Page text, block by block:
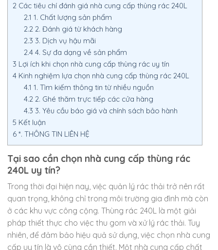
2 Các tiêu chí đánh giá nhà cung cấp thùng rác 240L
2.1 1. Chất lượng sản phẩm
2.2 2. Đánh giá từ khách hàng
2.3 3. Dịch vụ hậu mãi
2.44. Sự đa dạng về sản phẩm
3 Lợi ích khi chọn nhà cung cấp thùng rác uy tín
4 Kinh nghiệm lựa chọn nhà cung cấp thùng rác 240L
4.1 1. Tìm kiếm thông tin từ nhiều nguồn
4.2 2. Ghé thăm trực tiếp các cửa hàng
4.3 3. Yêu cầu báo giá và chính sách bảo hành
5 Kết luận
6 *. THÔNG TIN LIÊN HỆ
Tại sao cần chọn nhà cung cấp thùng rác
240L uy tín?
Trong thời đại hiện nay, việc quản lý rác thải trở nên rất
quan trọng, không chỉ trong môi trường gia đình mà còn
ở các khu vực công cộng. Thùng rác 240L là một giải
pháp thiết thực cho việc thu gom và xử lý rác thải. Tuy
nhiên, để đảm bảo hiệu quả sử dụng, việc chọn nhà cung
cấp uy tín là vô cùng cần thiết. Một nhà cung cấp chất